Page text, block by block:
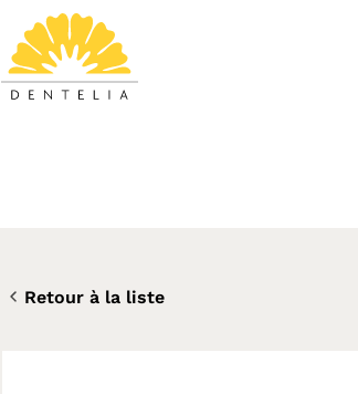
Retour à la liste